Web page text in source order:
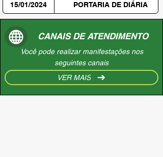
15/01/2024 PORTARIA DE DIÁRIA
CANAIS DE ATENDIMENTO
Você pode realizar manifestações nos
seguintes canais
VER MAIS